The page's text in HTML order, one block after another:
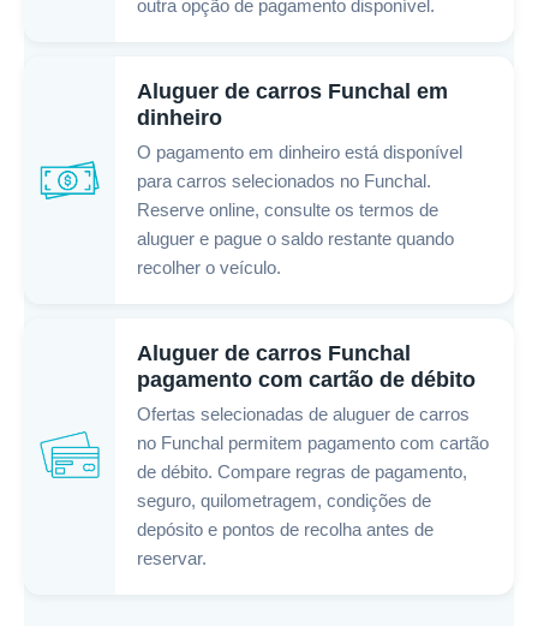
outra opção de pagamento disponível.
Aluguer de carros Funchal em
dinheiro
O pagamento em dinheiro está disponível
para carros selecionados no Funchal.
Reserve online, consulte os termos de
aluguer e pague o saldo restante quando
recolher o veículo.
Aluguer de carros Funchal
pagamento com cartão de débito
Ofertas selecionadas de aluguer de carros
no Funchal permitem pagamento com cartão
de débito. Compare regras de pagamento,
seguro, quilometragem, condições de
depósito e pontos de recolha antes de
reservar.